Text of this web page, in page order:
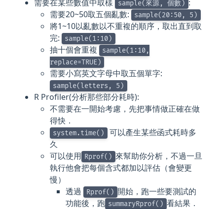
需要在某些數值中取樣 sample(來源, 個數) :
需要20~50取五個亂數:
sample(20:50, 5)
將1~10以亂數以不重複的順序，取出直到取
完:
sample(1:10)
抽十個會重複
sample(1:10,
replace=TRUE)
需要小寫英文字母中取五個單字:
sample(letters, 5)
R Profiler(分析那些部分耗時):
不需要在一開始考慮，先把事情做正確在做
得快．
system.time() 可以產生某些函式耗時多
久
可以使用 Rprof() 來幫助你分析，不過一旦
執行他會把每個含式都加以評估（會變更
慢）
透過
Rprof() 開始，跑一些要測試的
功能後，跑 summaryRprof() 看結果．